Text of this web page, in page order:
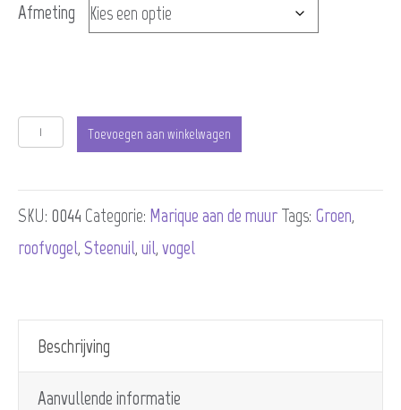
Afmeting
Steenuiltje
watching
you
aantal
Toevoegen aan winkelwagen
SKU: 0044 Categorie: Marique aan de muur Tags: Groen,
roofvogel, Steenuil, uil, vogel
Beschrijving
Aanvullende informatie